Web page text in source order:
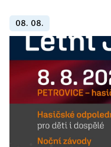
08. 08.